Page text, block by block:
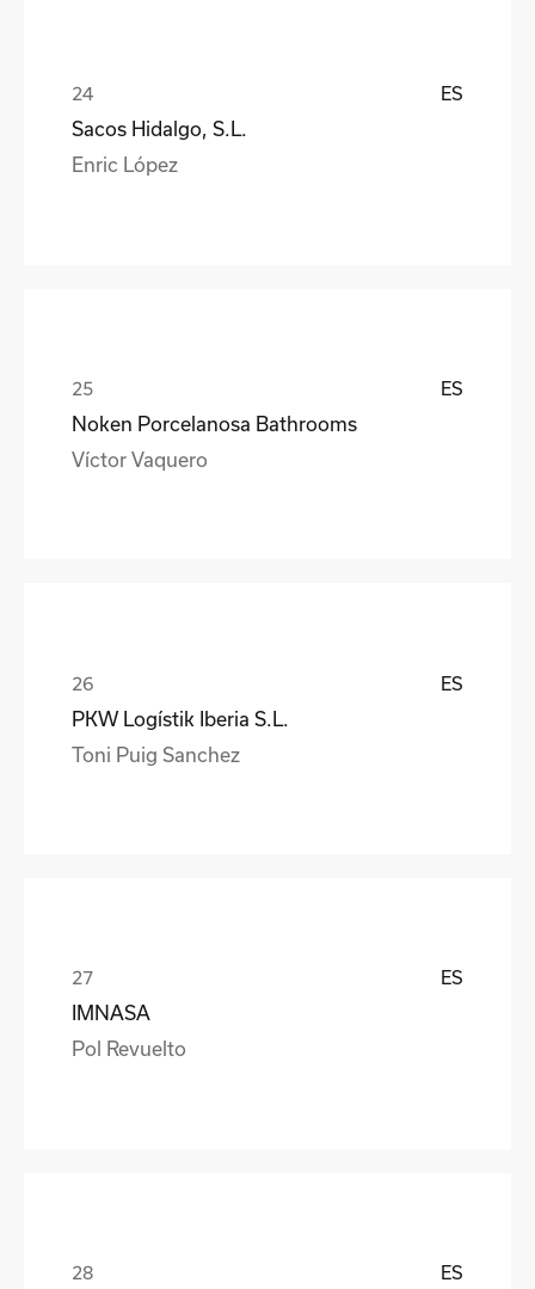
ES
Sacos Hidalgo, S.L.
Enric López
ES
Noken Porcelanosa Bathrooms
Víctor Vaquero
ES
PKW Logístik Iberia S.L.
Toni Puig Sanchez
ES
IMNASA
Pol Revuelto
ES